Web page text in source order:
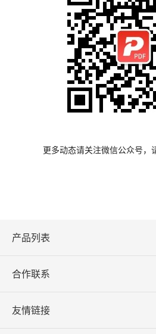
更多动态请关注微信公众号，
产品列表
合作联系
友情链接